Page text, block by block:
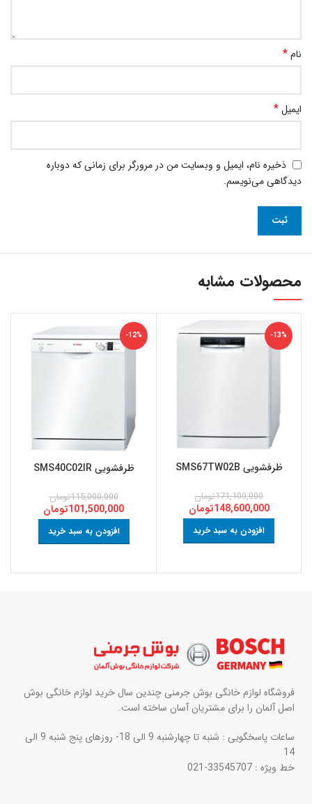
نام*
ایمیل*
ذخیره نام، ایمیل و وبسایت من در مرورگر برای زمانی که دوباره
دیدگاهی می‌نویسم.
محصولات مشابه
-13%
ظرفشویی SMS67TW02B
171,100,000تومان
148,600,000تومان
افزودن به سبد خرید
-12%
ظرفشویی SMS40C02IR
115,000,000تومان
101,500,000تومان
افزودن به سبد خرید
فروشگاه لوازم خانگی بوش جرمنی چندین سال خرید لوازم خانگی بوش
اصل آلمان را برای مشتریان آسان ساخته است.
ساعات پاسخگویی : شنبه تا چهارشنبه 9 الی 18- روزهای پنج شنبه 9 الی
14
خط ویژه : 33545707-021